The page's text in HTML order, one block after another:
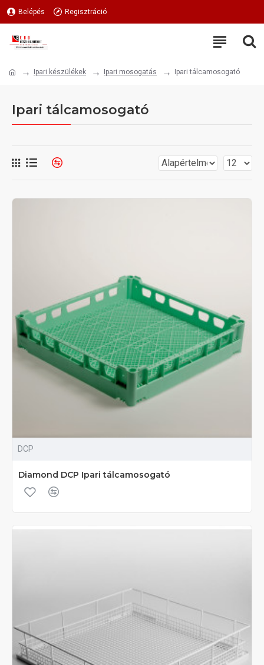
Belépés Regisztráció
Ipari készülékek Ipari mosogatás Ipari tálcamosogató
Ipari tálcamosogató
DCP
Diamond DCP Ipari tálcamosogató